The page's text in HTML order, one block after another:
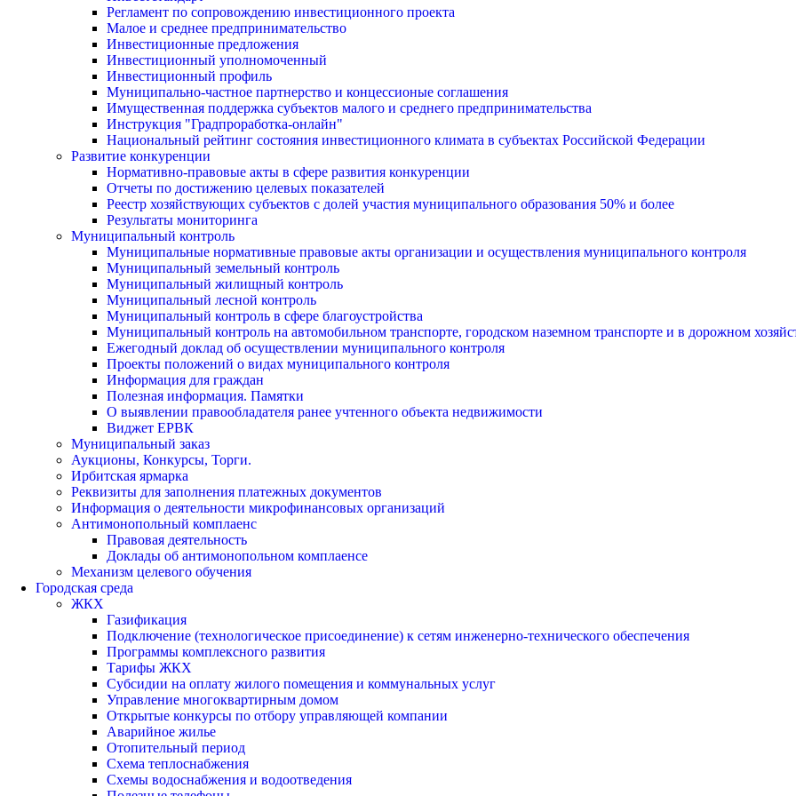
Регламент по сопровождению инвестиционного проекта
Малое и среднее предпринимательство
Инвестиционные предложения
Инвестиционный уполномоченный
Инвестиционный профиль
Муниципально-частное партнерство и концессионые соглашения
Имущественная поддержка субъектов малого и среднего предпринимательства
Инструкция "Градпроработка-онлайн"
Национальный рейтинг состояния инвестиционного климата в субъектах Российской Федерации
Развитие конкуренции
Нормативно-правовые акты в сфере развития конкуренции
Отчеты по достижению целевых показателей
Реестр хозяйствующих субъектов с долей участия муниципального образования 50% и более
Результаты мониторинга
Муниципальный контроль
Муниципальные нормативные правовые акты организации и осуществления муниципального контроля
Муниципальный земельный контроль
Муниципальный жилищный контроль
Муниципальный лесной контроль
Муниципальный контроль в сфере благоустройства
Муниципальный контроль на автомобильном транспорте, городском наземном транспорте и в дорожном
Ежегодный доклад об осуществлении муниципального контроля
Проекты положений о видах муниципального контроля
Информация для граждан
Полезная информация. Памятки
О выявлении правообладателя ранее учтенного объекта недвижимости
Виджет ЕРВК
Муниципальный заказ
Аукционы, Конкурсы, Торги.
Ирбитская ярмарка
Реквизиты для заполнения платежных документов
Информация о деятельности микрофинансовых организаций
Антимонопольный комплаенс
Правовая деятельность
Доклады об антимонопольном комплаенсе
Механизм целевого обучения
Городская среда
ЖКХ
Газификация
Подключение (технологическое присоединение) к сетям инженерно-технического обеспечения
Программы комплексного развития
Тарифы ЖКХ
Субсидии на оплату жилого помещения и коммунальных услуг
Управление многоквартирным домом
Открытые конкурсы по отбору управляющей компании
Аварийное жилье
Отопительный период
Схема теплоснабжения
Схемы водоснабжения и водоотведения